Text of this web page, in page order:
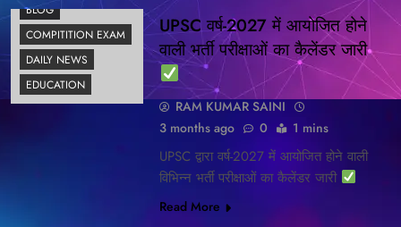
BLOG
COMPITITION EXAM
DAILY NEWS
EDUCATION
UPSC वर्ष-2027 में आयोजित होने
वाली भर्ती परीक्षाओं का कैलेंडर जारी
RAM KUMAR SAINI
3 months ago
0 1 mins
UPSC द्वारा वर्ष-2027 में आयोजित होने वाली
विभिन्न भर्ती परीक्षाओं का कैलेंडर जारी
Read More